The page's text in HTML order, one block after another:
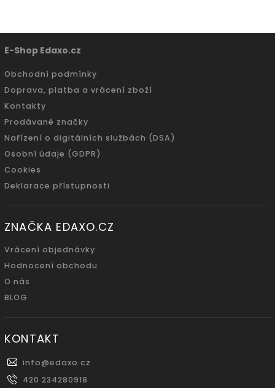
E-Shop Edaxo.cz
Obchodní podmínky
Doprava, platba a vrácení zboží
Kontakty
Prodávané značky
Nařízení o digitálních službách (DSA)
Osobní údaje (GDPR)
Cookies
Deklarace přístupnosti
ZNAČKA EDAXO.CZ
Vrácení objednávky
Hodnocení obchodu
O nás
BLOG
KONTAKT
info@edaxo.cz
420 234280918